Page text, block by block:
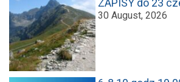
ZAPISY do 23
30 August, 2026